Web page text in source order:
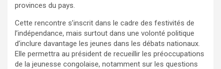
provinces du pays.
Cette rencontre s’inscrit dans le cadre des festivités de
l’indépendance, mais surtout dans une volonté politique
d’inclure davantage les jeunes dans les débats nationaux.
Elle permettra au président de recueillir les préoccupations
de la jeunesse congolaise, notamment sur les questions